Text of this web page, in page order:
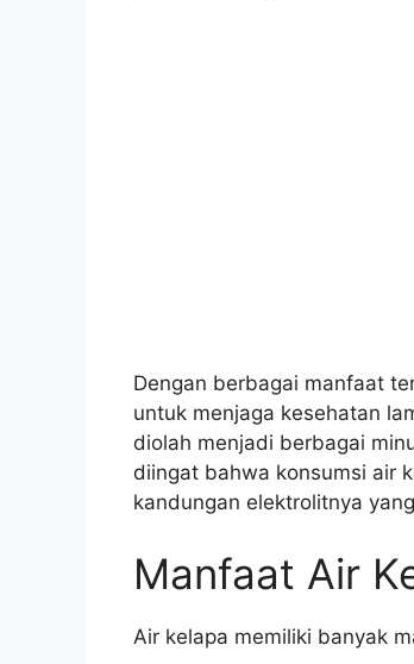
Dengan berbagai manfaat
untuk menjaga kesehatan
diolah menjadi berbagai
diingat bahwa konsumsi air
kandungan elektrolitnya
Manfaat Air
Air kelapa memiliki banyak